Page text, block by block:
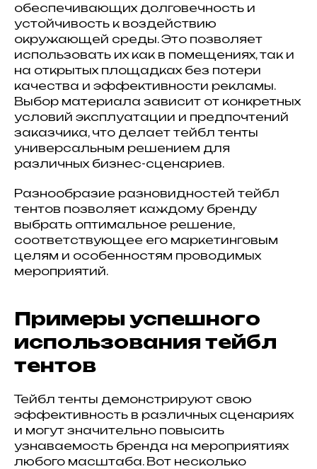
обеспечивающих долговечность и
устойчивость к воздействию
окружающей среды. Это позволяет
использовать их как в помещениях, так и
на открытых площадках без потери
качества и эффективности рекламы.
Выбор материала зависит от конкретных
условий эксплуатации и предпочтений
заказчика, что делает тейбл тенты
универсальным решением для
различных бизнес-сценариев.
Разнообразие разновидностей тейбл
тентов позволяет каждому бренду
выбрать оптимальное решение,
соответствующее его маркетинговым
целям и особенностям проводимых
мероприятий.
Примеры успешного
использования тейбл
тентов
Тейбл тенты демонстрируют свою
эффективность в различных сценариях
и могут значительно повысить
узнаваемость бренда на мероприятиях
любого масштаба. Вот несколько